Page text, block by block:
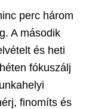
perc három
A második
és heti
fókuszálj
finomíts és